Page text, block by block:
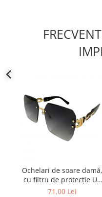
Ochelari de soare damă,
cu filtru de protecție UV
400, cu toc cadou, OSD55
71,00 Lei